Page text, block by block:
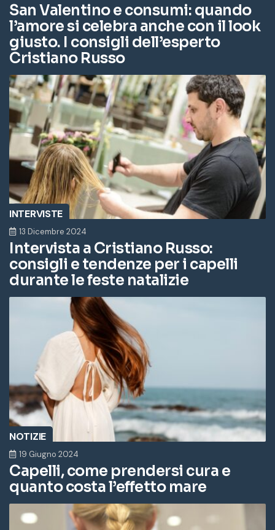
San Valentino e consumi: quando
l’amore si celebra anche con il look
giusto. I consigli dell’esperto
Cristiano Russo
INTERVISTE
13 Dicembre 2024
Intervista a Cristiano Russo:
consigli e tendenze per i capelli
durante le feste natalizie
NOTIZIE
19 Giugno 2024
Capelli, come prendersi cura e
quanto costa l’effetto mare